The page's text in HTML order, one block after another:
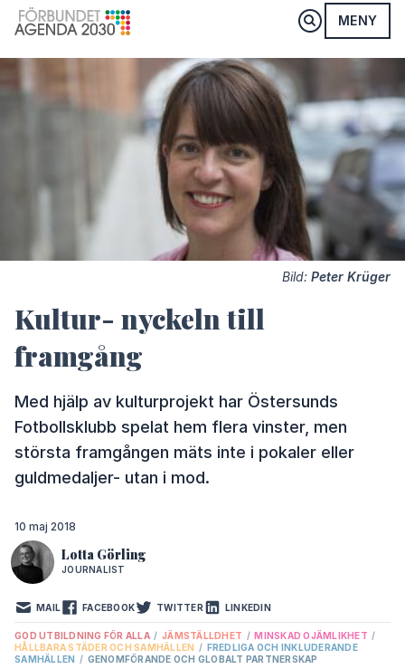
MENY
Bild: Peter Krüger
Kultur- nyckeln till
framgång
Med hjälp av kulturprojekt har Östersunds
Fotbollsklubb spelat hem flera vinster, men
största framgången mäts inte i pokaler eller
guldmedaljer- utan i mod.
10 maj 2018
Lotta Görling
JOURNALIST
MAIL FACEBOOK TWITTER LINKEDIN
GOD UTBILDNING FÖR ALLA / JÄMSTÄLLDHET / MINSKAD OJÄMLIKHET /
HÅLLBARA STÄDER OCH SAMHÄLLEN / FREDLIGA OCH INKLUDERANDE
SAMHÄLLEN / GENOMFÖRANDE OCH GLOBALT PARTNERSKAP